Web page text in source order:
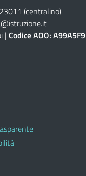
(centralino)
| Codice AOO: A99A5F9